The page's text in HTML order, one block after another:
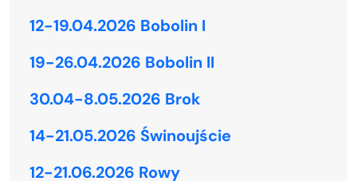
12-19.04.2026 Bobolin I
19-26.04.2026 Bobolin II
30.04-8.05.2026 Brok
14-21.05.2026 Świnoujście
12-21.06.2026 Rowy